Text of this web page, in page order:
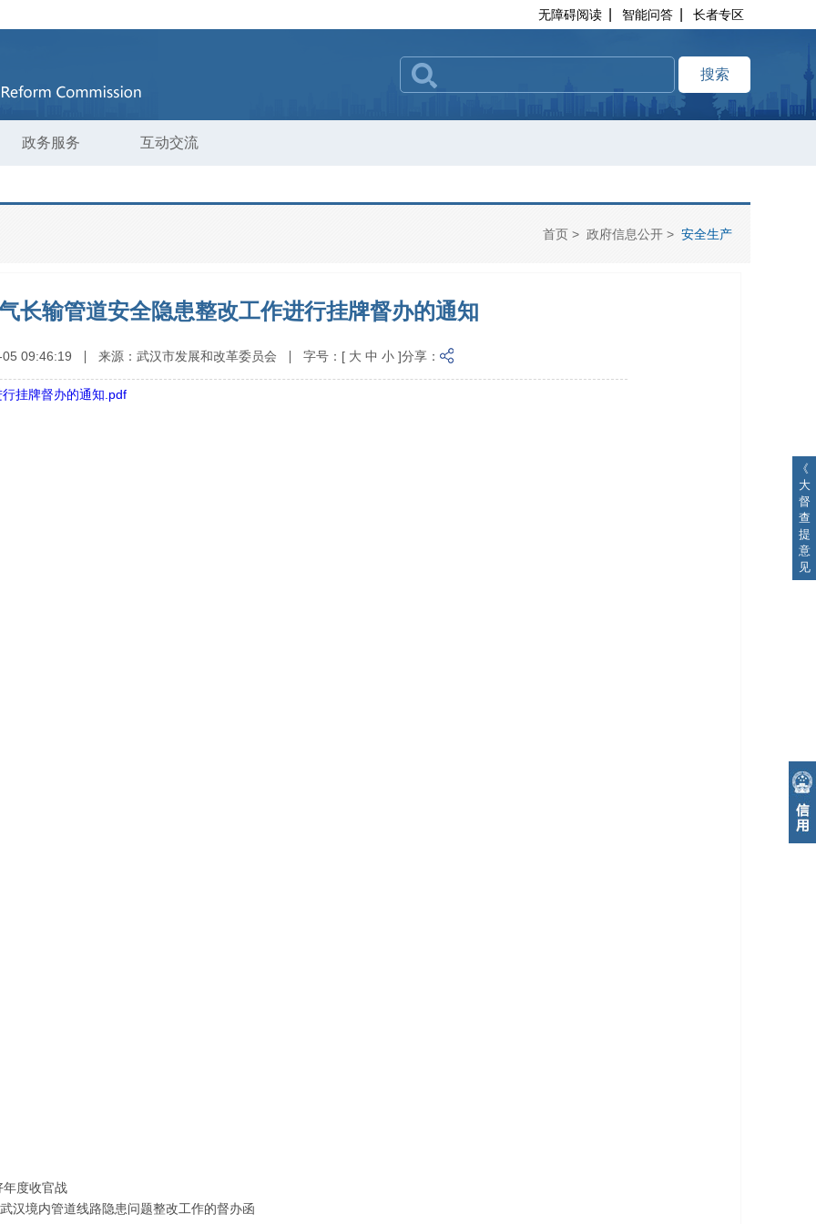
无障碍阅读 智能问答 长者专区
搜索
政务服务 互动交流
首页 > 政府信息公开 > 安全生产
长输管道安全隐患整改工作进行挂牌督办的通知
09:46:19 来源： 武汉市发展和改革委员会 字号： [ 大 中 小]分享：
挂牌督办的通知.pdf
年度收官战
汉境内管道线路隐患问题整改工作的督办函
《
大
督
查
提
意
见